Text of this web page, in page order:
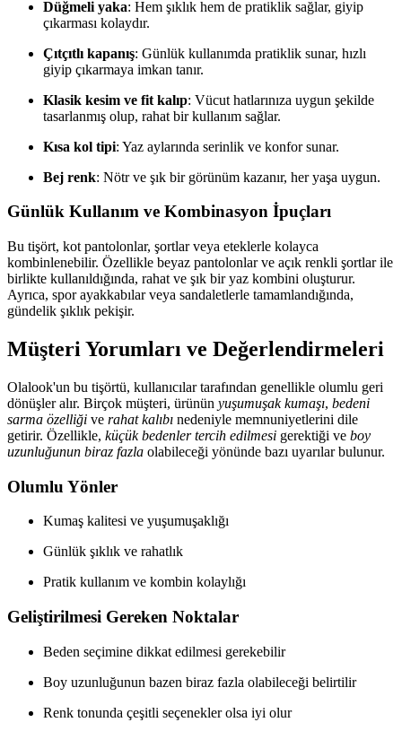
Düğmeli yaka: Hem şıklık hem de pratiklik sağlar, giyip
çıkarması kolaydır.
Çıtçıtlı kapanış: Günlük kullanımda pratiklik sunar, hızlı
giyip çıkarmaya imkan tanır.
Klasik kesim ve fit kalıp: Vücut hatlarınıza uygun şekilde
tasarlanmış olup, rahat bir kullanım sağlar.
Kısa kol tipi: Yaz aylarında serinlik ve konfor sunar.
Bej renk: Nötr ve şık bir görünüm kazanır, her yaşa uygun.
Günlük Kullanım ve Kombinasyon İpuçları
Bu tişört, kot pantolonlar, şortlar veya eteklerle kolayca
kombinlenebilir. Özellikle beyaz pantolonlar ve açık renkli şortlar ile
birlikte kullanıldığında, rahat ve şık bir yaz kombini oluşturur.
Ayrıca, spor ayakkabılar veya sandaletlerle tamamlandığında,
gündelik şıklık pekişir.
Müşteri Yorumları ve Değerlendirmeleri
Olalook'un bu tişörtü, kullanıcılar tarafından genellikle olumlu geri
dönüşler alır. Birçok müşteri, ürünün yuşumuşak kumaşı, bedeni
sarma özelliği ve rahat kalıbı nedeniyle memnuniyetlerini dile
getirir. Özellikle, küçük bedenler tercih edilmesi gerektiği ve boy
uzunluğunun biraz fazla olabileceği yönünde bazı uyarılar bulunur.
Olumlu Yönler
Kumaş kalitesi ve yuşumuşaklığı
Günlük şıklık ve rahatlık
Pratik kullanım ve kombin kolaylığı
Geliştirilmesi Gereken Noktalar
Beden seçimine dikkat edilmesi gerekebilir
Boy uzunluğunun bazen biraz fazla olabileceği belirtilir
Renk tonunda çeşitli seçenekler olsa iyi olur